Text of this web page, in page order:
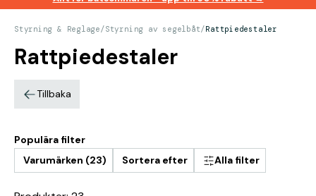
Styrning & Reglage/Styrning av segelbåt/Rattpiedestaler
Rattpiedestaler
Tillbaka
Populära filter
Varumärken (23)
Sortera efter Alla filter